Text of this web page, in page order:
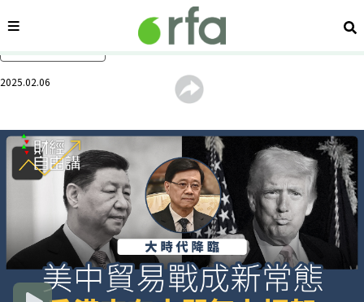
內容分類 搜
2025.02.06